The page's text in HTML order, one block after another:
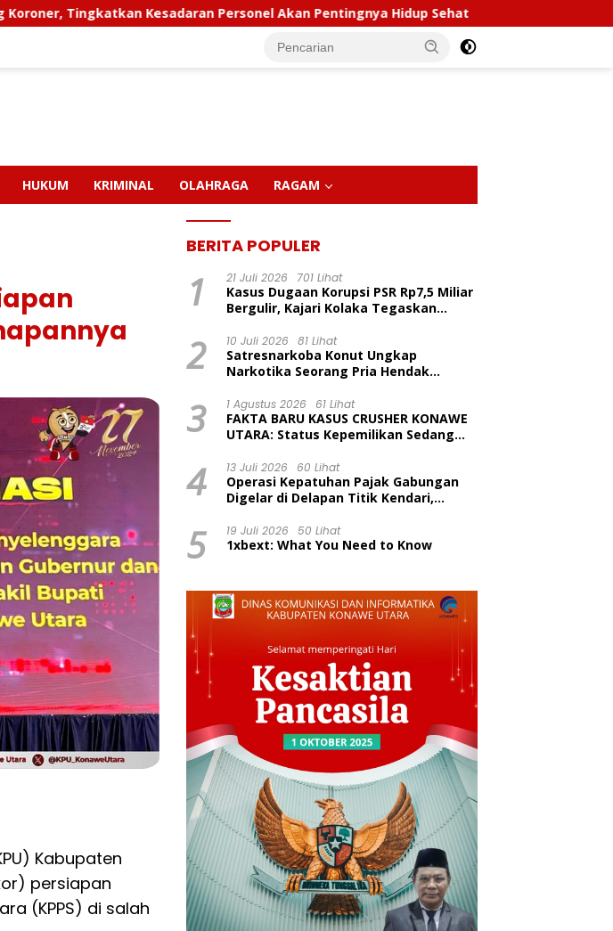
Kesadaran Personel Akan Pentingnya Hidup Sehat Polda Sultra Musnahkan 5,4
HUKUM KRIMINAL OLAHRAGA RAGAM
Kabupaten
persiapan
(KPPS) di salah
BERITA POPULER
1 21 Juli 2026 701 Lihat
Kasus Dugaan Korupsi PSR Rp7,5 Miliar
Bergulir, Kajari Kolaka Tegaskan
2 10 Juli 2026 81 Lihat
Satresnarkoba Konut Ungkap
Narkotika Seorang Pria Hendak
Kecamatan Wawolesea
3 1 Agustus 2026 61 Lihat
FAKTA BARU KASUS CRUSHER KONAWE
UTARA: Status Kepemilikan Sedang
Penetapan Tersangka Dr. Ruksamin
Dinilai Prematur
4 13 Juli 2026 60 Lihat
Operasi Kepatuhan Pajak Gabungan
Digelar di Delapan Titik Kendari,
dan Tertib Berlalu Lintas
5 19 Juli 2026 50 Lihat
1xbext: What You Need to Know